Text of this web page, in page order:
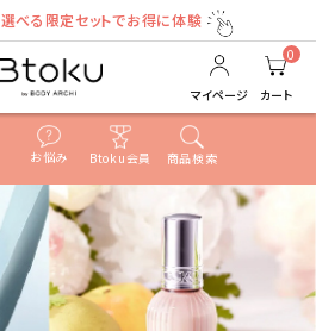
選べる限定セットでお得に体験
マイページ
0
カート
お悩み Btoku会員 商品検索
新規会員登録